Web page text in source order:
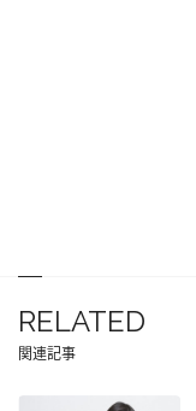
RELATED
関連記事